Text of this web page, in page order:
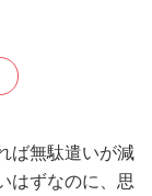
ば無駄遣いが減
はずなのに、思